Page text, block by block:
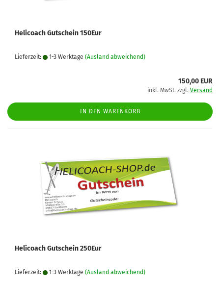
Helicoach Gutschein 150Eur
Lieferzeit: 1-3 Werktage (Ausland abweichend)
150,00 EUR
inkl. MwSt. zzgl. Versand
IN DEN WARENKORB
Helicoach Gutschein 250Eur
Lieferzeit: 1-3 Werktage (Ausland abweichend)